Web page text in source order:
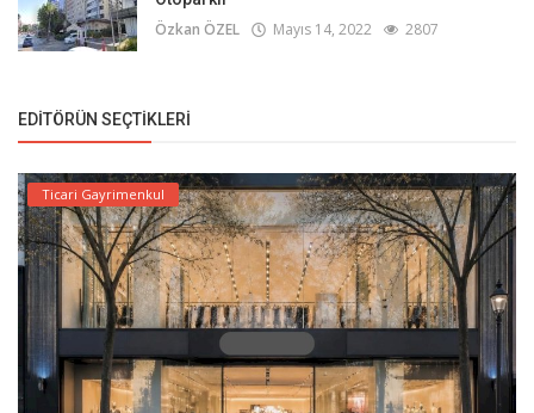
Özkan ÖZEL Mayıs 14, 2022 2807
EDITÖRÜN SEÇTIKLERI
Ticari Gayrimenkul